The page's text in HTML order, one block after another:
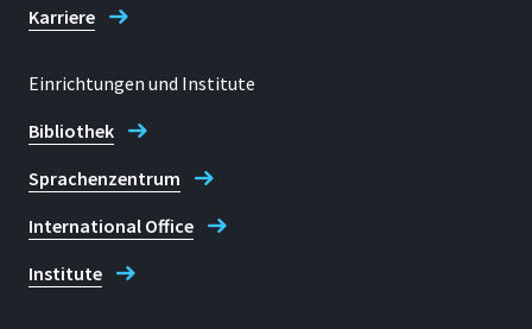
Karriere
Einrichtungen und Institute
Bibliothek
Sprachenzentrum
International Office
Institute